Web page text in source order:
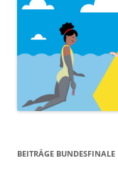
BEITRÄGE BUNDESFINALE